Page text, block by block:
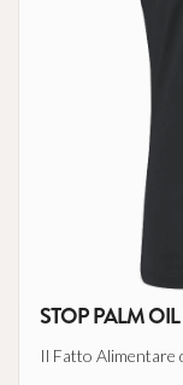
STOP PALM
Il Fatto Alimentare